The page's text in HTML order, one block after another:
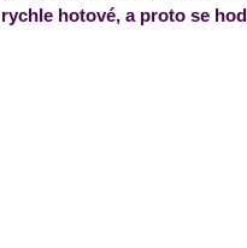
rychle hotové, a proto se